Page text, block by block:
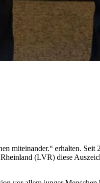
miteinander.“ erhalten.
(LVR) diese